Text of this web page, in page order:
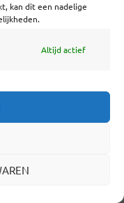
kan dit een nadelige
Altijd actief
waar
Kinderen